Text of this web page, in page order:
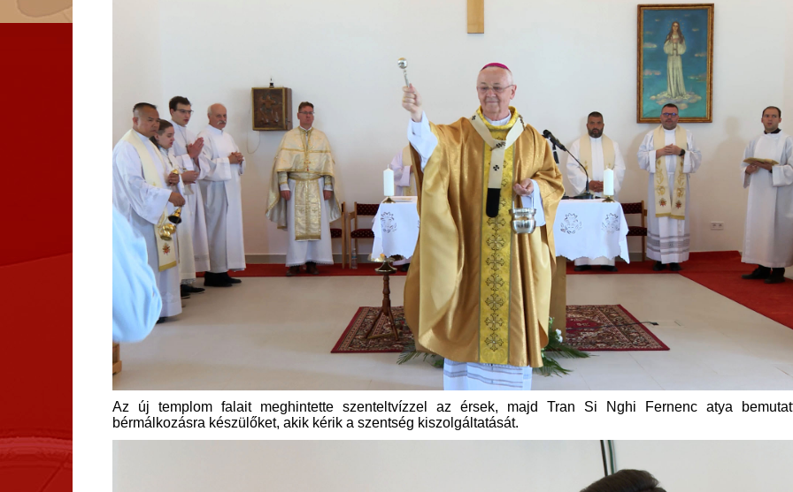
Az új templom falait meghintette szenteltvízzel az érsek, majd Tran Si Nghi Fernenc atya
bérmálkozásra készülőket, akik kérik a szentség kiszolgáltatását.